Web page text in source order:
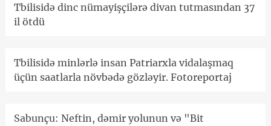
Tbilisidə dinc nümayişçilərə divan tutmasından 37
il ötdü
Tbilisidə minlərlə insan Patriarxla vidalaşmaq
üçün saatlarla növbədə gözləyir. Fotoreportaj
Sabunçu: Neftin, dəmir yolunun və "Bit